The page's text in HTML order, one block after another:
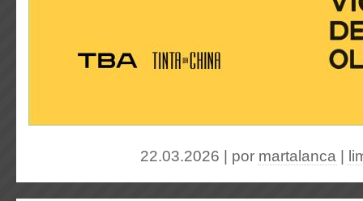
22.03.2026 | por martalanca